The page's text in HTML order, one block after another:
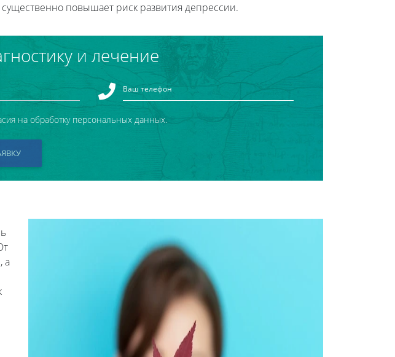
повышает риск развития депрессии.
и лечение
на обработку персональных данных.
а